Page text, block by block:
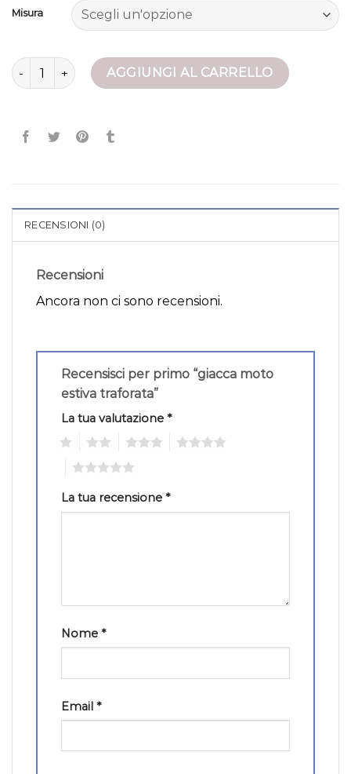
Misura
giacca moto estiva traforata quantità
AGGIUNGI AL CARRELLO
RECENSIONI (0)
Recensioni
Ancora non ci sono recensioni.
Recensisci per primo “giacca moto
estiva traforata”
La tua valutazione *
La tua recensione *
Nome *
Email *